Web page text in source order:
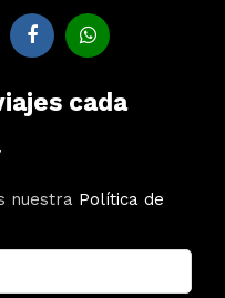
cada
nuestra Política de